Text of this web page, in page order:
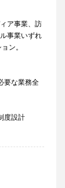
ア事業、訪
事業いずれ
ン。
要な業務全
度設計